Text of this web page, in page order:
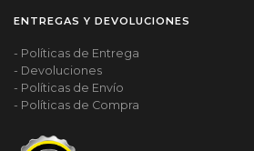
ENTREGAS Y DEVOLUCIONES
- Políticas de Entrega
- Devoluciones
- Políticas de Envío
- Políticas de Compra